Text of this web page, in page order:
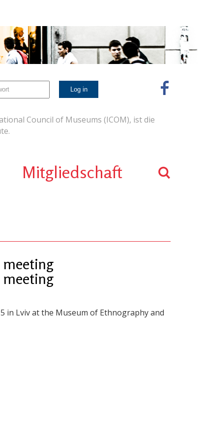
Council of Museums (ICOM), ist die
Mitgliedschaft
meeting
meeting
in Lviv at the Museum of Ethnography and